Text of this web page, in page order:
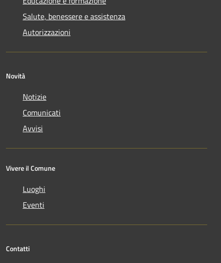
Salute, benessere e assistenza
Autorizzazioni
Novità
Notizie
Comunicati
Avvisi
Vivere il Comune
Luoghi
Eventi
Contatti